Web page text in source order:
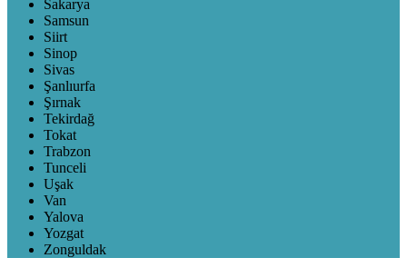
Sakarya
Samsun
Siirt
Sinop
Sivas
Şanlıurfa
Şırnak
Tekirdağ
Tokat
Trabzon
Tunceli
Uşak
Van
Yalova
Yozgat
Zonguldak